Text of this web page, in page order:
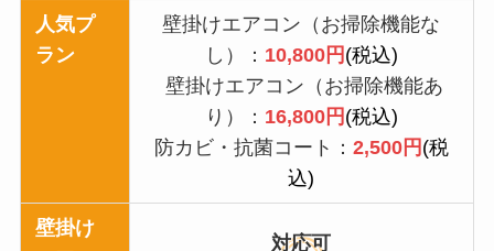
人気プ
ラン
壁掛けエアコン（お掃除機能な
し）： 10,800円 (税込)
壁掛けエアコン（お掃除機能あ
り）： 16,800円 (税込)
防カビ・抗菌コート： 2,500円 (税
込)
壁掛け
対応可